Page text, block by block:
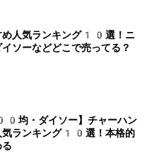
め人気ランキング10選！ニ
イソーなどどこで売ってる？
均・ダイソー】チャーハン
気ランキング10選！本格的